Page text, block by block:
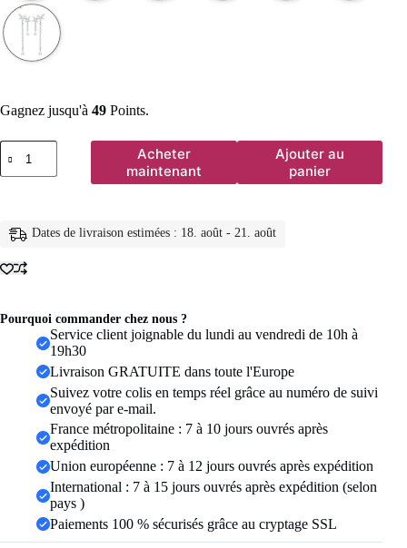
Gagnez jusqu'à 49 Points.
quantité
de
YUXINTOME
en
Sterling
coloré
boucles
d'oreilles
femmes
d'oreille
Acheter
maintenant
Ajouter au
panier
Dates de livraison estimées : 18. août - 21. août
Pourquoi commander chez nous ?
Service client joignable du lundi au vendredi de 10h à
19h30
Livraison GRATUITE dans toute l'Europe
Suivez votre colis en temps réel grâce au numéro de suivi
envoyé par e-mail.
France métropolitaine : 7 à 10 jours ouvrés après
expédition
Union européenne : 7 à 12 jours ouvrés après expédition
International : 7 à 15 jours ouvrés après expédition (selon
pays )
Paiements 100 % sécurisés grâce au cryptage SSL